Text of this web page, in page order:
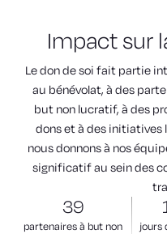
Impactsur
Le don de soi fait partie
au bénévolat, à des
but non lucratif, à des
dons et à des initiatives
nous donnons à nos
significatif au sein des
39
partenaires à but non
jours